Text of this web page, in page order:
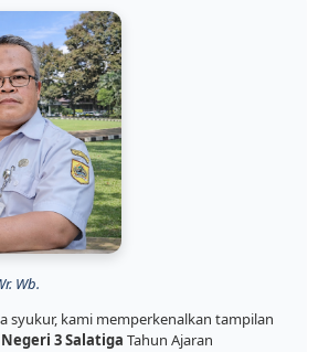
Wb.
syukur, kami memperkenalkan tampilan
Negeri 3 Salatiga Tahun Ajaran